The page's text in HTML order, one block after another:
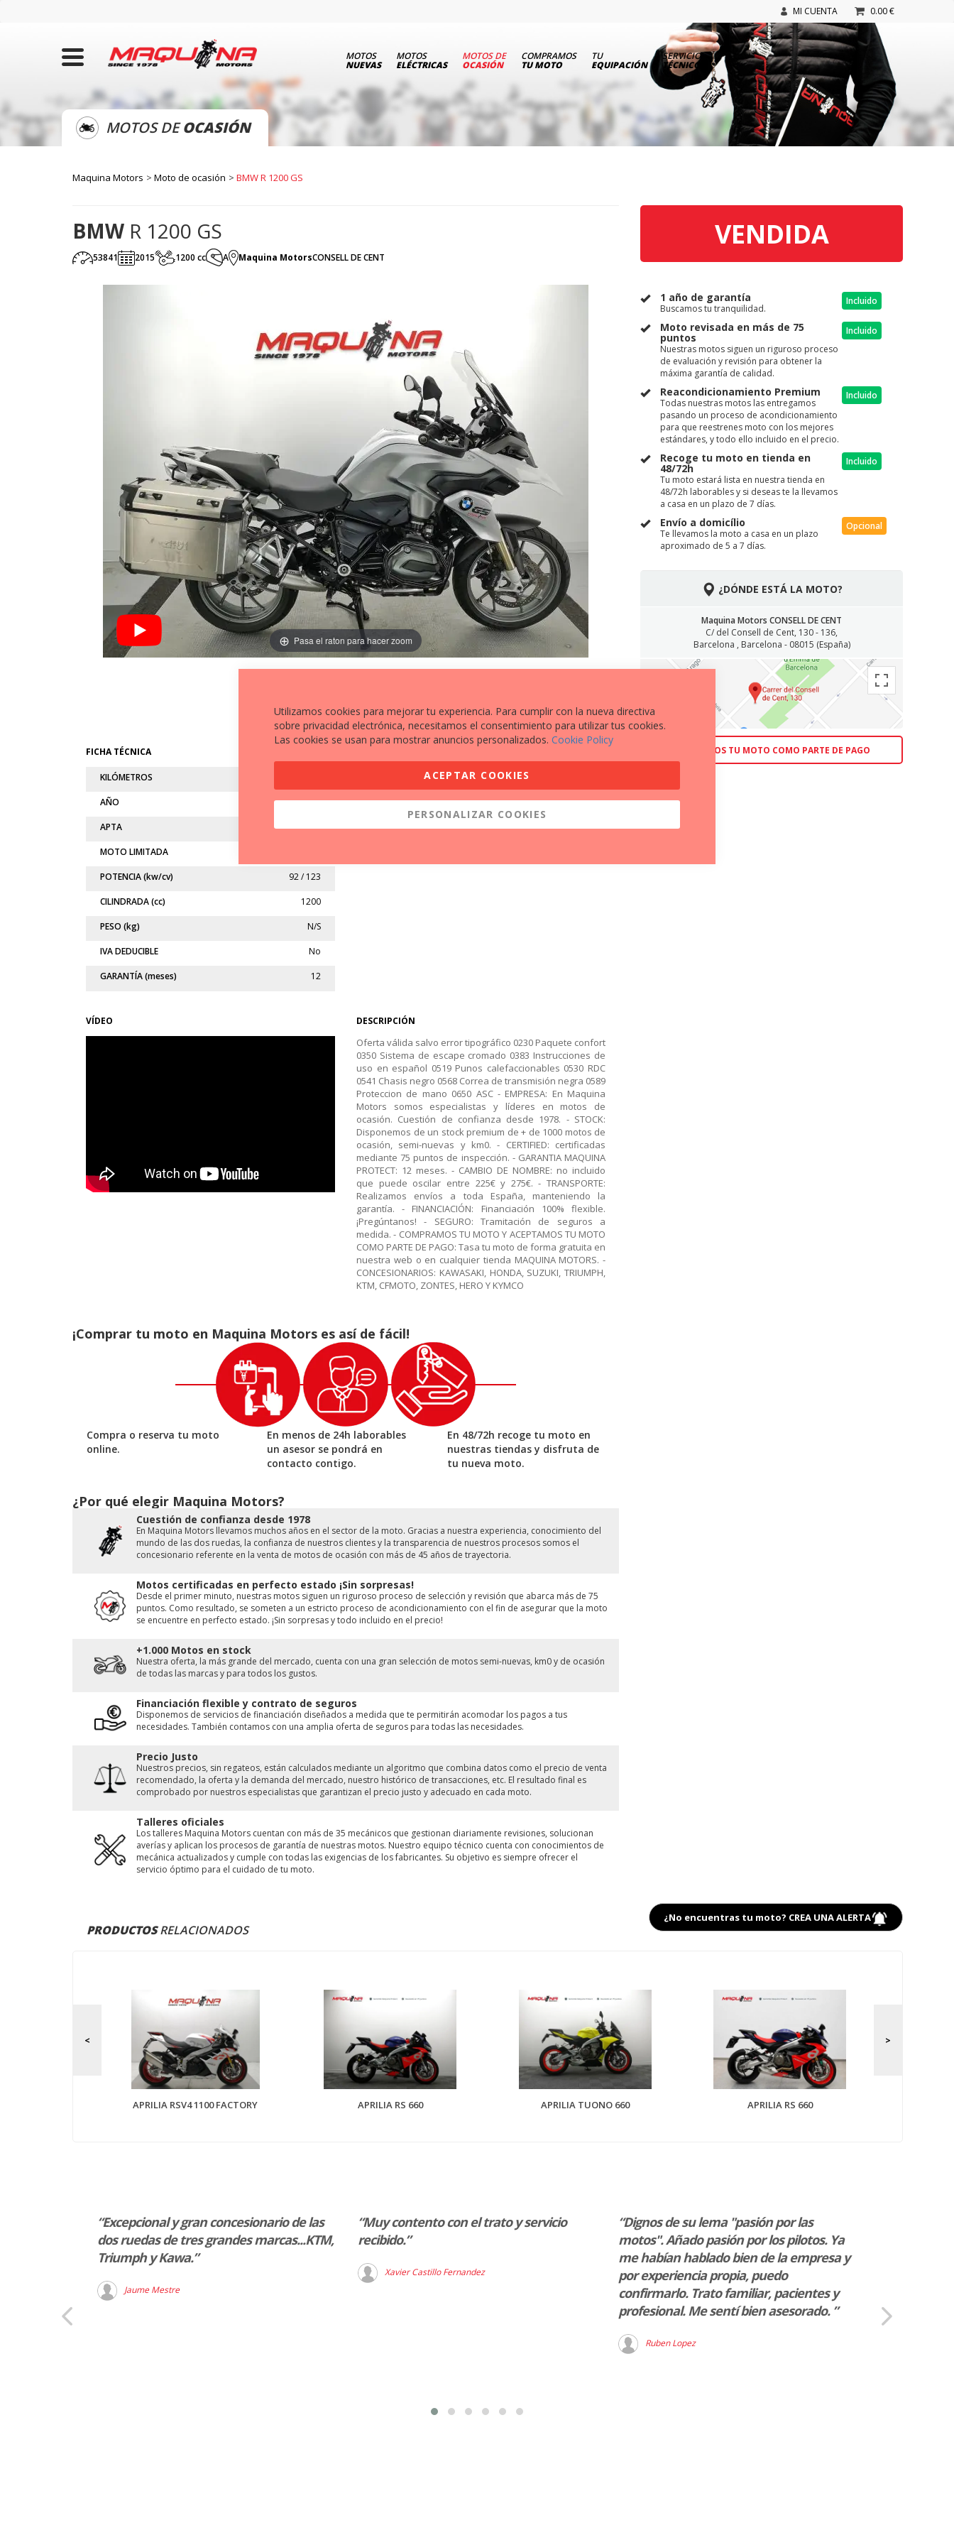
MI CUENTA 0.00 €
MOTOS
NUEVAS
MOTOS
ELÉCTRICAS
MOTOS DE
OCASIÓN
COMPRAMOS
TU MOTO
TU
EQUIPACIÓN
SERVICIO
TÉCNICO
MOTOS DEOCASIÓN
Maquina Motors Moto de ocasión BMW R 1200 GS
BMW R 1200 GS
53841 2015 1200 cc A Maquina MotorsCONSELL DE CENT
VENDIDA
1 año de garantía
Buscamos tu tranquilidad.
Incluido
Moto revisada en más de 75
puntos
Nuestras motos siguen un riguroso proceso
de evaluación y revisión para obtener la
máxima garantía de calidad.
Incluido
Reacondicionamiento Premium
Todas nuestras motos las entregamos
pasando un proceso de acondicionamiento
para que reestrenes moto con los mejores
estándares, y todo ello incluido en el precio.
Incluido
Recoge tu moto en tienda en
48/72h
Tu moto estará lista en nuestra tienda en
48/72h laborables y si deseas te la llevamos
a casa en un plazo de 7 días.
Incluido
Envío a domicílio
Te llevamos la moto a casa en un plazo
aproximado de 5 a 7 días.
Opcional
¿DÓNDE ESTÁ LA MOTO?
Maquina Motors CONSELL DE CENT
C/ del Consell de Cent, 130 - 136,
Barcelona , Barcelona - 08015 (España)
ACEPTAMOS TU MOTO COMO PARTE DE PAGO
Pasa el raton para hacer zoom
FICHA TÉCNICA
KILÓMETROS
AÑO 2015
APTA A
MOTO LIMITADA
POTENCIA (kw/cv) 92 / 123
CILINDRADA (cc) 1200
PESO (kg) N/S
IVA DEDUCIBLE No
GARANTÍA (meses) 12
MALETAS LATERALES
MAPAS DE CONDUCCIÓN
PROTECTOR BARRAS MOTOR
PUÑOS CALEFACTABLES
VÍDEO DESCRIPCIÓN
Oferta válida salvo error tipográfico 0230 Paquete confort
0350 Sistema de escape cromado 0383 Instrucciones de
uso en español 0519 Punos calefaccionables 0530 RDC
0541 Chasis negro 0568 Correa de transmisión negra 0589
Proteccion de mano 0650 ASC - EMPRESA: En Maquina
Motors somos especialistas y líderes en motos de
ocasión. Cuestión de confianza desde 1978. - STOCK:
Disponemos de un stock premium de + de 1000 motos de
ocasión, semi-nuevas y km0. - CERTIFIED: certificadas
mediante 75 puntos de inspección. - GARANTIA MAQUINA
PROTECT: 12 meses. - CAMBIO DE NOMBRE: no incluido
que puede oscilar entre 225€ y 275€. - TRANSPORTE:
Realizamos envíos a toda España, manteniendo la
garantía. - FINANCIACIÓN: Financiación 100% flexible.
¡Pregúntanos! - SEGURO: Tramitación de seguros a
medida. - COMPRAMOS TU MOTO Y ACEPTAMOS TU MOTO
COMO PARTE DE PAGO: Tasa tu moto de forma gratuita en
nuestra web o en cualquier tienda MAQUINA MOTORS. -
CONCESIONARIOS: KAWASAKI, HONDA, SUZUKI, TRIUMPH,
KTM, CFMOTO, ZONTES, HERO Y KYMCO
¡Comprar tu moto en Maquina Motors es así de fácil!
Compra o reserva tu moto
online.
En menos de 24h laborables
un asesor se pondrá en
contacto contigo.
En 48/72h recoge tu moto en
nuestras tiendas y disfruta de
tu nueva moto.
¿Por qué elegir Maquina Motors?
Cuestión de conﬁanza desde 1978
En Maquina Motors llevamos muchos años en el sector de la moto. Gracias a nuestra experiencia, conocimiento del
mundo de las dos ruedas, la conﬁanza de nuestros clientes y la transparencia de nuestros procesos somos el
concesionario referente en la venta de motos de ocasión con más de 45 años de trayectoria.
Motos certificadas en perfecto estado ¡Sin sorpresas!
Desde el primer minuto, nuestras motos siguen un riguroso proceso de selección y revisión que abarca más de 75
puntos. Como resultado, se someten a un estricto proceso de acondicionamiento con el fin de asegurar que la moto
se encuentre en perfecto estado. ¡Sin sorpresas y todo incluido en el precio!
+1.000 Motos en stock
Nuestra oferta, la más grande del mercado, cuenta con una gran selección de motos semi-nuevas, km0 y de ocasión
de todas las marcas y para todos los gustos.
Financiación flexible y contrato de seguros
Disponemos de servicios de financiación diseñados a medida que te permitirán acomodar los pagos a tus
necesidades. También contamos con una amplia oferta de seguros para todas las necesidades.
Precio Justo
Nuestros precios, sin regateos, están calculados mediante un algoritmo que combina datos como el precio de venta
recomendado, la oferta y la demanda del mercado, nuestro histórico de transacciones, etc. El resultado final es
comprobado por nuestros especialistas que garantizan el precio justo y adecuado en cada moto.
Talleres oficiales
Los talleres Maquina Motors cuentan con más de 35 mecánicos que gestionan diariamente revisiones, solucionan
averías y aplican los procesos de garantía de nuestras motos. Nuestro equipo técnico cuenta con conocimientos de
mecánica actualizados y cumple con todas las exigencias de los fabricantes. Su objetivo es siempre ofrecer el
servicio óptimo para el cuidado de tu moto.
¿No encuentras tu moto? CREA UNA ALERTA
PRODUCTOSRELACIONADOS
APRILIA RSV4 1100 FACTORY APRILIA RS 660 APRILIA TUONO 660 APRILIA RS 660
“Excepcional y gran concesionario de las
dos ruedas de tres grandes marcas...KTM,
Triumph y Kawa.”
Jaume Mestre
“Muy contento con el trato y servicio
recibido.”
Xavier Castillo Fernandez
“Dignos de su lema "pasión por las
motos". Añado pasión por los pilotos. Ya
me habían hablado bien de la empresa y
por experiencia propia, puedo
confirmarlo. Trato familiar, pacientes y
profesional. Me sentí bien asesorado. ”
Ruben Lopez
Utilizamos cookies para mejorar tu experiencia. Para cumplir con la nueva directiva
sobre privacidad electrónica, necesitamos el consentimiento para utilizar tus cookies.
Las cookies se usan para mostrar anuncios personalizados. Cookie Policy
ACEPTAR COOKIES
PERSONALIZAR COOKIES